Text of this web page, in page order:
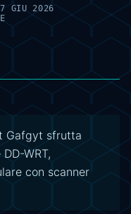
GIU 2026
Gafgyt sfrutta
WRT,
con scanner